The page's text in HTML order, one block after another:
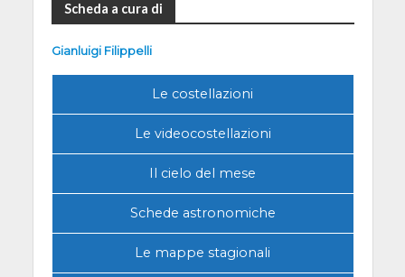
Scheda a cura di
Gianluigi Filippelli
Le costellazioni
Le videocostellazioni
Il cielo del mese
Schede astronomiche
Le mappe stagionali